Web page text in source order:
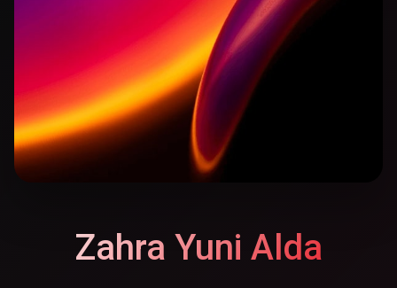
Zahra Yuni Alda